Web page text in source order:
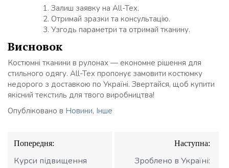
Залиш заявку на All-Tex.
Отримай зразки та консультацію.
Узгодь параметри та отримай тканину.
Висновок
Костюмні тканини в рулонах — економне рішення для
стильного одягу. All-Tex пропонує замовити костюмку
недорого з доставкою по Україні. Звертайся, щоб купити
якісний текстиль для твого виробництва!
Опубліковано в Новини, Інше
Навігація
записів
Попередня:
Курси підвищення
Наступна:
Зроблено в Україні: